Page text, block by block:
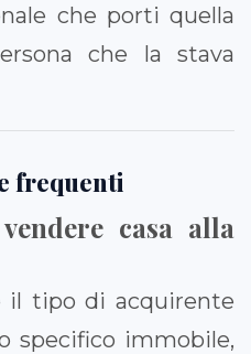
che porti quella
che la stava
frequenti
casa alla
il tipo di acquirente
specifico immobile,